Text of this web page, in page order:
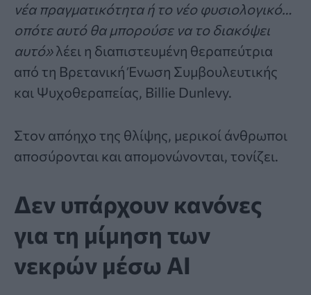
νέα πραγματικότητα ή το νέο φυσιολογικό…
οπότε αυτό θα μπορούσε να το διακόψει
αυτό»λέει η διαπιστευμένη θεραπεύτρια
από τη Βρετανική Ένωση Συμβουλευτικής
και Ψυχοθεραπείας, Billie Dunlevy.
Στον απόηχο της θλίψης, μερικοί άνθρωποι
αποσύρονται και απομονώνονται, τονίζει.
Δεν υπάρχουν κανόνες
για τη μίμηση των
νεκρών μέσω AI